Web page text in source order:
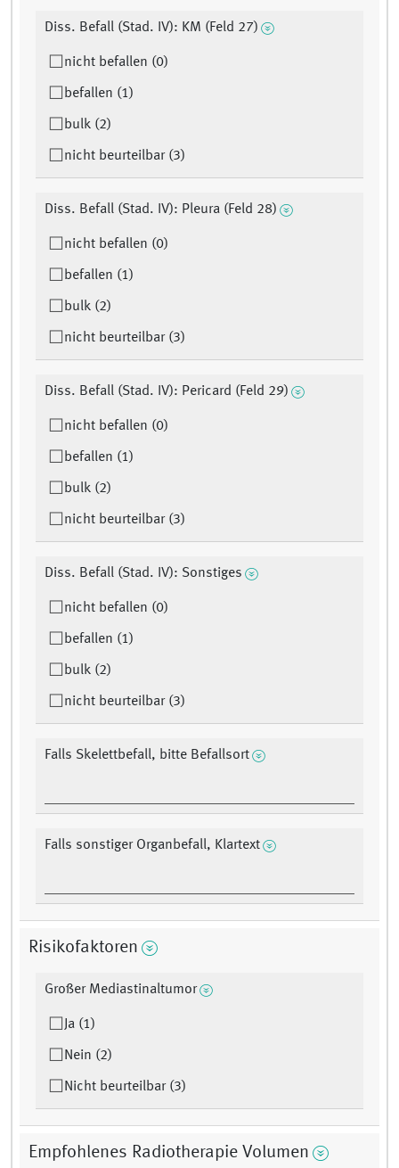
Diss. Befall (Stad. IV): KM (Feld 27)
nicht befallen (0)
befallen (1)
bulk (2)
nicht beurteilbar (3)
Diss. Befall (Stad. IV): Pleura (Feld 28)
nicht befallen (0)
befallen (1)
bulk (2)
nicht beurteilbar (3)
Diss. Befall (Stad. IV): Pericard (Feld 29)
nicht befallen (0)
befallen (1)
bulk (2)
nicht beurteilbar (3)
Diss. Befall (Stad. IV): Sonstiges
nicht befallen (0)
befallen (1)
bulk (2)
nicht beurteilbar (3)
Falls Skelettbefall, bitte Befallsort
Falls sonstiger Organbefall, Klartext
Risikofaktoren
Großer Mediastinaltumor
Ja (1)
Nein (2)
Nicht beurteilbar (3)
Empfohlenes Radiotherapie Volumen